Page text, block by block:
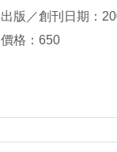
出版／創刊日期：
價格：650